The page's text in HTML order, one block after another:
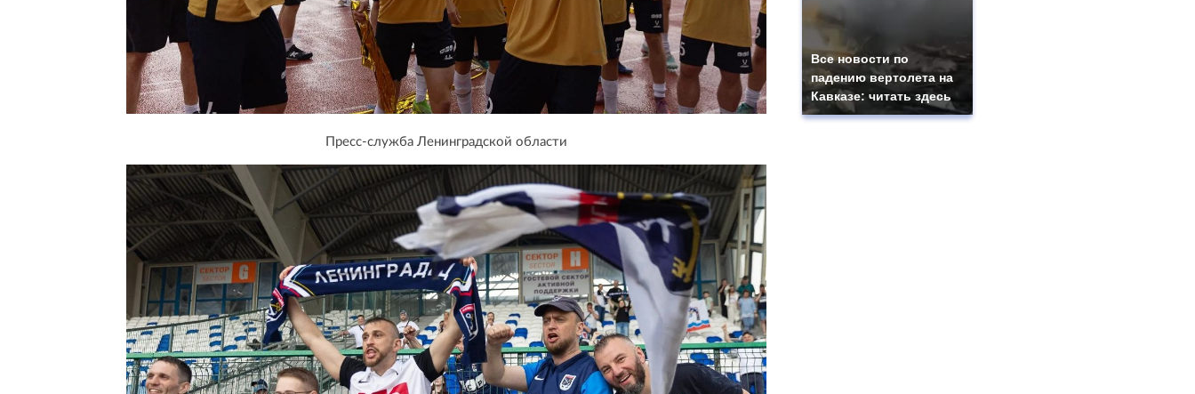
Пресс-служба Ленинградской области
Все новости по
падению вертолета на
Кавказе: читать здесь